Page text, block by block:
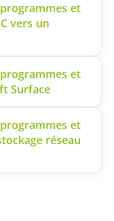
et
vers un
et
Surface
et
réseau